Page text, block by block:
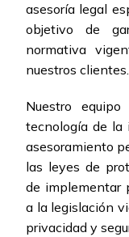
asesoría legal
objetivo de
normativa
nuestros clientes.
Nuestro
tecnología de la
asesoramiento
las leyes de
de implementar
a la legislación
privacidad y